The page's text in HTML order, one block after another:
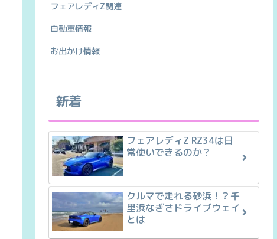
フェアレディZ関連
自動車情報
お出かけ情報
新着
フェアレディZ RZ34は日
常使いできるのか？
クルマで走れる砂浜！？千
里浜なぎさドライブウェイ
とは